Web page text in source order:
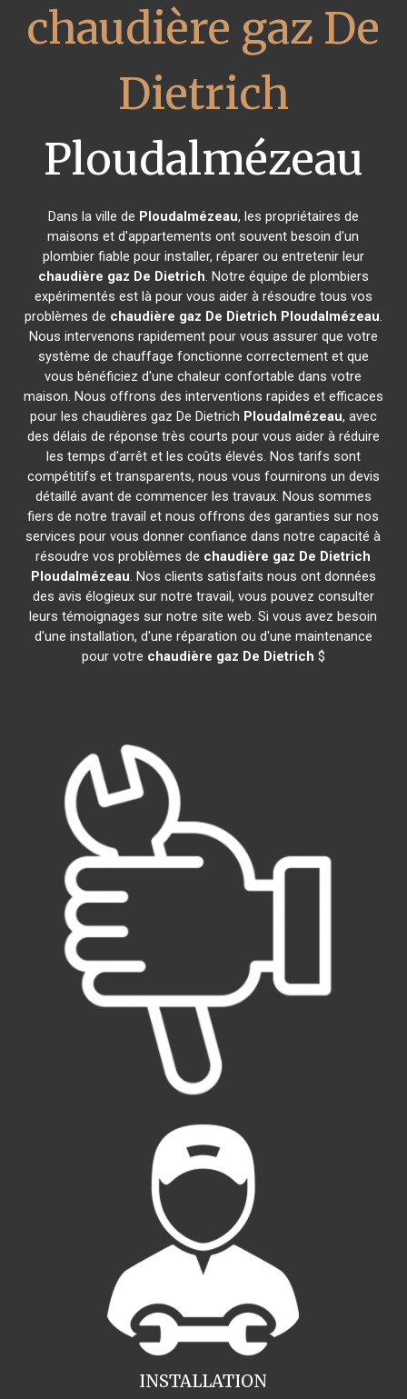
chaudière gaz De
Dietrich
Ploudalmézeau
Dans la ville de Ploudalmézeau, les propriétaires de
maisons et d'appartements ont souvent besoin d'un
plombier fiable pour installer, réparer ou entretenir leur
chaudière gaz De Dietrich. Notre équipe de plombiers
expérimentés est là pour vous aider à résoudre tous vos
problèmes de chaudière gaz De Dietrich Ploudalmézeau.
Nous intervenons rapidement pour vous assurer que votre
système de chauffage fonctionne correctement et que
vous bénéficiez d'une chaleur confortable dans votre
maison. Nous offrons des interventions rapides et efficaces
pour les chaudières gaz De Dietrich Ploudalmézeau, avec
des délais de réponse très courts pour vous aider à réduire
les temps d'arrêt et les coûts élevés. Nos tarifs sont
compétitifs et transparents, nous vous fournirons un devis
détaillé avant de commencer les travaux. Nous sommes
fiers de notre travail et nous offrons des garanties sur nos
services pour vous donner confiance dans notre capacité à
résoudre vos problèmes de chaudière gaz De Dietrich
Ploudalmézeau. Nos clients satisfaits nous ont données
des avis élogieux sur notre travail, vous pouvez consulter
leurs témoignages sur notre site web. Si vous avez besoin
d'une installation, d'une réparation ou d'une maintenance
pour votre chaudière gaz De Dietrich $
INSTALLATION